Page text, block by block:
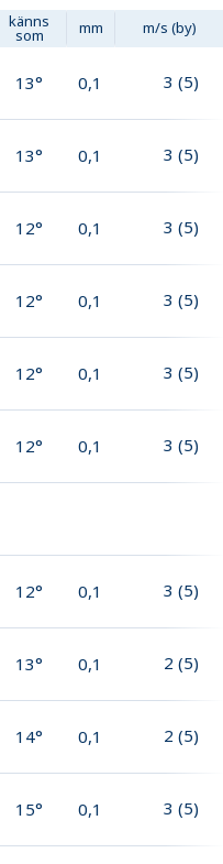
känns
som mm m/s (by)
13° 0,1 3 (5)
13° 0,1 3 (5)
12° 0,1 3 (5)
12° 0,1 3 (5)
12° 0,1 3 (5)
12° 0,1 3 (5)
12° 0,1 3 (5)
13° 0,1 2 (5)
14° 0,1 2 (5)
15° 0,1 3 (5)